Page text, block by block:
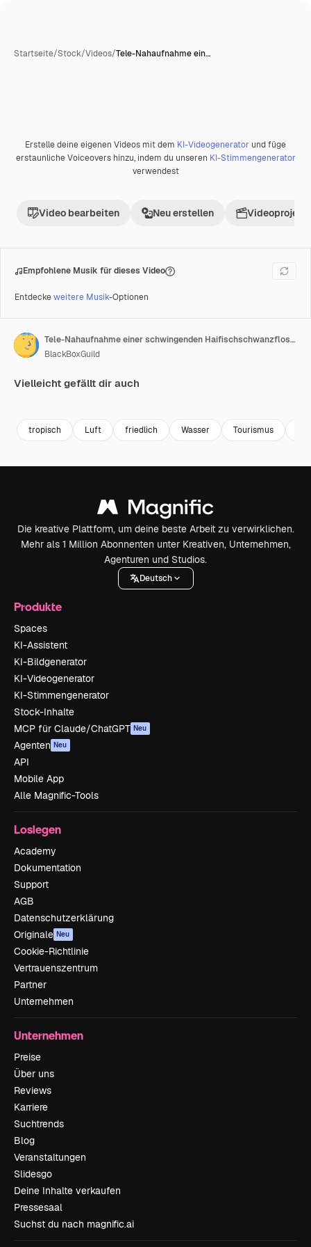
Startseite/Stock/Videos/Tele-Nahaufnahme ein…
Premium
Erstelle deine eigenen Videos mit dem KI-Videogenerator und füge
erstaunliche Voiceovers hinzu, indem du unseren KI-Stimmengenerator
verwendest
Video bearbeiten Neu erstellen Videoprojekt
Empfohlene Musik für dieses Video
Entdeckeweitere Musik-Optionen
Tele-Nahaufnahme einer schwingenden Haifischschwanzflosse mit Silhouette und geheimnisvoll im Wasser schwebenden Luftblasen in Zeitlupe
BlackBoxGuild
Vielleicht gefällt dir auch
tropisch Luft friedlich Wasser Tourismus
Die kreative Plattform, um deine beste Arbeit zu verwirklichen.
Mehr als 1 Million Abonnenten unter Kreativen, Unternehmen,
Agenturen und Studios.
Deutsch
Produkte
Spaces
KI-Assistent
KI-Bildgenerator
KI-Videogenerator
KI-Stimmengenerator
Stock-Inhalte
MCP für Claude/ChatGPT Neu
Agenten Neu
API
Mobile App
Alle Magnific-Tools
Loslegen
Academy
Dokumentation
Support
AGB
Datenschutzerklärung
Originale Neu
Cookie-Richtlinie
Vertrauenszentrum
Partner
Unternehmen
Unternehmen
Preise
Über uns
Reviews
Karriere
Suchtrends
Blog
Veranstaltungen
Slidesgo
Deine Inhalte verkaufen
Pressesaal
Suchst du nach magnific.ai